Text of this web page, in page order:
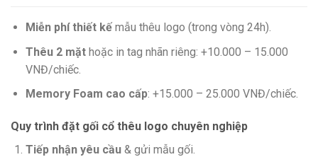
Miễn phí thiết kếmẫu thêu logo (trong vòng 24h).
Thêu 2 mặthoặc in tag nhãn riêng: +10.000 – 15.000
VNĐ/chiếc.
Memory Foam cao cấp: +15.000 – 25.000 VNĐ/chiếc.
Quy trình đặt gối cổ thêu logo chuyên nghiệp
Tiếp nhận yêu cầu& gửi mẫu gối.